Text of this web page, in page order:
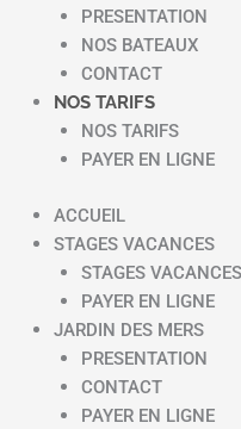
PRESENTATION
NOS BATEAUX
CONTACT
NOS TARIFS
NOS TARIFS
PAYER EN LIGNE
ACCUEIL
STAGES VACANCES
STAGES VACANCES
PAYER EN LIGNE
JARDIN DES MERS
PRESENTATION
CONTACT
PAYER EN LIGNE